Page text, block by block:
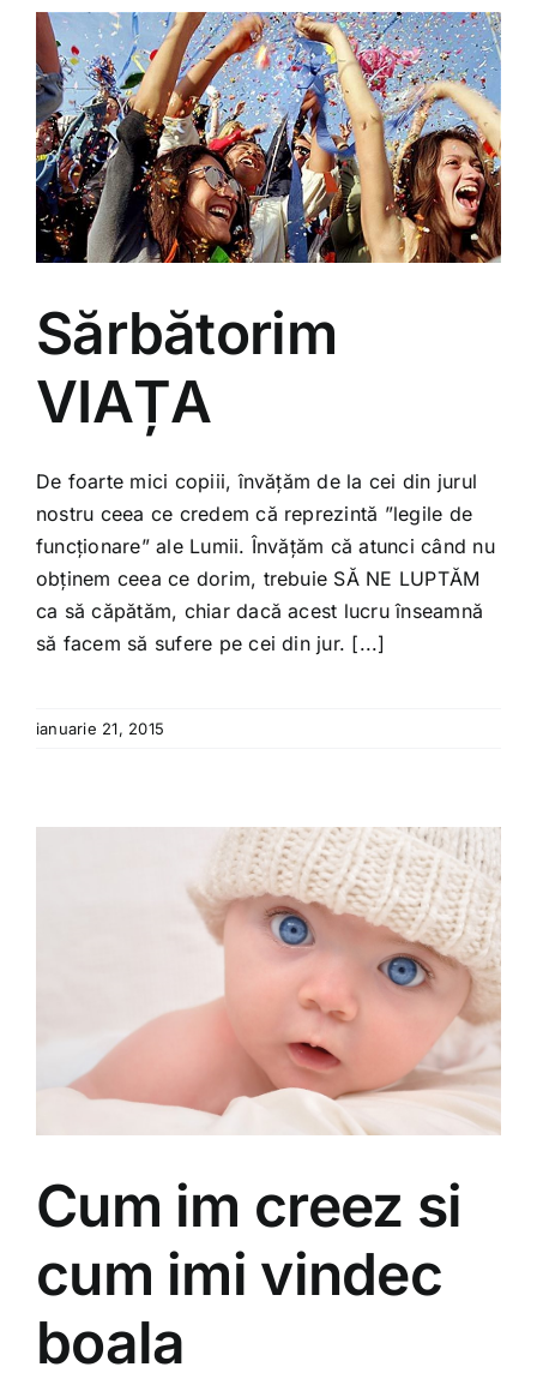
Sărbătorim
VIAȚA
De foarte mici copiii, învățăm de la cei din jurul
nostru ceea ce credem că reprezintă ”legile de
funcționare” ale Lumii. Învățăm că atunci când nu
obținem ceea ce dorim, trebuie SĂ NE LUPTĂM
ca să căpătăm, chiar dacă acest lucru înseamnă
să facem să sufere pe cei din jur. [...]
ianuarie 21, 2015
Cum im creez si
cum imi vindec
boala